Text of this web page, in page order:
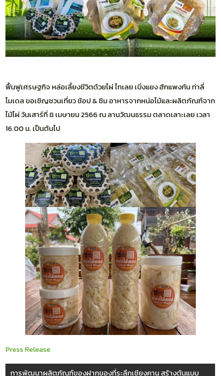
ฟื้นฟูเศรษฐกิจ หล่อเลี้ยงชีวิตด้วยไผ่ ไทเลย เบิ่งแยง ฮักแพงกัน ท่าลี่
โมเดล ขอเชิญชวนเที่ยว ช้อป & ชิม อาหารจากหน่อไม้และผลิตภัณฑ์จาก
ไม้ไผ่ วันเสาร์ที่ 8 เมษายน 2566 ณ ลานวัฒนธรรม ตลาดเลาะเลย เวลา
16.00 น. เป็นต้นไป
Press Release
การพัฒนาผลิตภัณฑ์ของฝากของที่ระลึกเชียงคาน สร้างต้นแบบ